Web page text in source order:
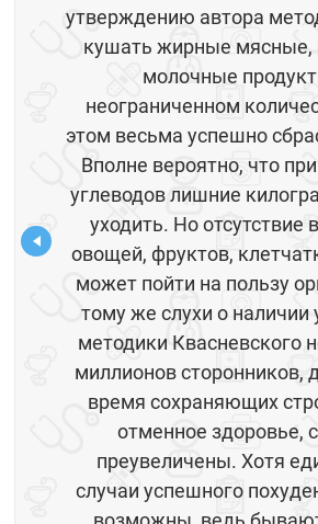
утверждению автора
кушать жирные
молочные
неограниченном
этом весьма успешно
Вполне вероятно, что
углеводов лишние
уходить. Но отсутствие
овощей, фруктов,
может пойти на пользу
тому же слухи о наличии
методики Квасневского
миллионов сторонников,
время сохраняющих
отменное здоровье,
преувеличены. Хотя
случаи успешного